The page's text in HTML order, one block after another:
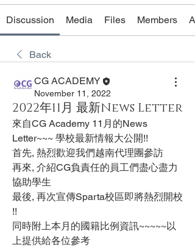
Discussion Media Files Members
Back
CG ACADEMY
November 11, 2022
2022年11月 最新News Letter
來自CG Academy 11月的News
Letter~~~ 學校最新情報大公開!!
首先, 熱烈歡迎我們越南代理團參訪
再來, 介紹CG負責任的員工們盡心盡力
協助學生
最後, 再次宣傳Sparta校區即將熱烈開校
!!
同時附上本月的國籍比例資訊~~~~~以
上提供給各位參考